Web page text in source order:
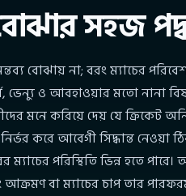
সহজ
বোঝায় না; বরং ম্যাচের
ভেন্যু ও আবহাওয়ার মতো নানা
মনে করিয়ে দেয় যে ক্রিকেট
করে আবেগী সিদ্ধান্ত নেওয়া
পরিস্থিতি ভিন্ন হতে
বা ম্যাচের চাপ তার